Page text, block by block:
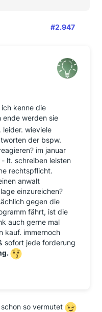
#2.947
ich kenne die
ende werden sie
leider. wieviele
der bspw.
im januar
lt. schreiben leisten
rechtspflicht.
anwalt
einzureichen?
gegen die
fährt, ist die
auch gerne mal
kauf. immernoch
sofort jede forderung
so vermutet